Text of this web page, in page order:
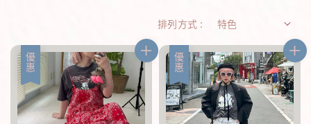
排列方式 :
優惠 優惠